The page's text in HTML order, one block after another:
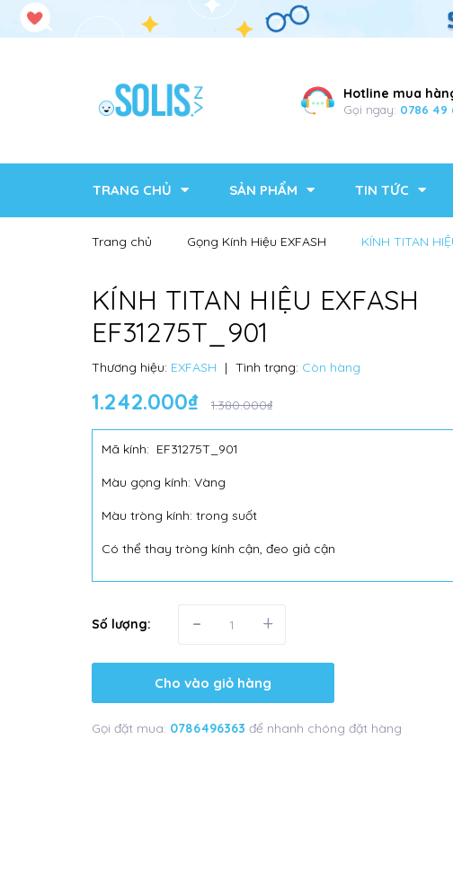
Hotline mua
Gọi ngay: 0786 49
TRANG CHỦ SẢN PHẨM TIN TỨC
Trang chủ Gọng Kính Hiệu EXFASH KÍNH TITAN
KÍNH TITAN HIỆU EXFASH
EF31275T_901
Thương hiệu: EXFASH | Tình trạng: Còn hàng
1.242.000₫ 1.380.000₫
Mã kính: EF31275T_901
Màu gọng kính: Vàng
Màu tròng kính: trong suốt
Có thể thay tròng kính cận, đeo giả cận
Số lượng: - +
Cho vào giỏ hàng
Gọi đặt mua: 0786496363 để nhanh chóng đặt hàng